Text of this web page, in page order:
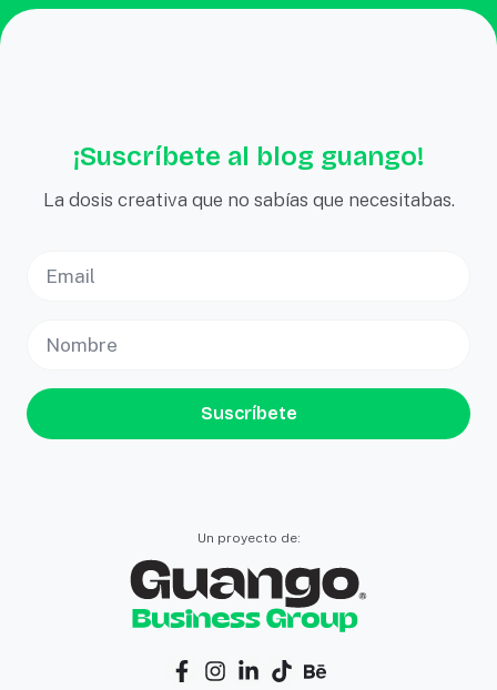
¡Suscríbete al blog guango!
La dosis creativa que no sabías que necesitabas.
Suscríbete
Un proyecto de: